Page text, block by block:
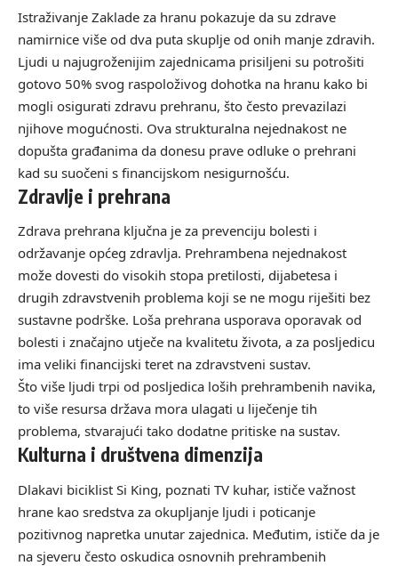
Istraživanje Zaklade za hranu pokazuje da su zdrave
namirnice više od dva puta skuplje od onih manje zdravih.
Ljudi u najugroženijim zajednicama prisiljeni su potrošiti
gotovo 50% svog raspoloživog dohotka na hranu kako bi
mogli osigurati zdravu prehranu, što često prevazilazi
njihove mogućnosti. Ova strukturalna nejednakost ne
dopušta građanima da donesu prave odluke o prehrani
kad su suočeni s financijskom nesigurnošću.
Zdravlje i prehrana
Zdrava prehrana ključna je za prevenciju bolesti i
održavanje općeg zdravlja. Prehrambena nejednakost
može dovesti do visokih stopa pretilosti, dijabetesa i
drugih zdravstvenih problema koji se ne mogu riješiti bez
sustavne podrške. Loša prehrana usporava oporavak od
bolesti i značajno utječe na kvalitetu života, a za posljedicu
ima veliki financijski teret na zdravstveni sustav.
Što više ljudi trpi od posljedica loših prehrambenih navika,
to više resursa država mora ulagati u liječenje tih
problema, stvarajući tako dodatne pritiske na sustav.
Kulturna i društvena dimenzija
Dlakavi biciklist Si King, poznati TV kuhar, ističe važnost
hrane kao sredstva za okupljanje ljudi i poticanje
pozitivnog napretka unutar zajednica. Međutim, ističe da je
na sjeveru često oskudica osnovnih prehrambenih